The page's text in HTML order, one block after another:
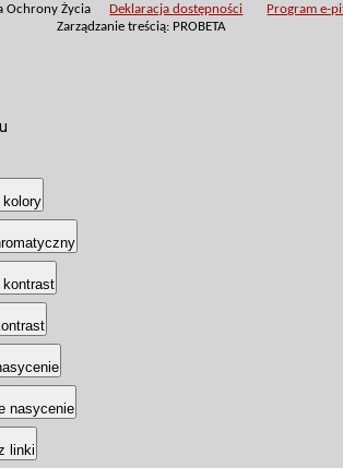
Ochrony Życia Deklaracja dostępności
Program e-
Zarządzanie treścią: PROBETA
kolory
kontrast
nasycenie
linki